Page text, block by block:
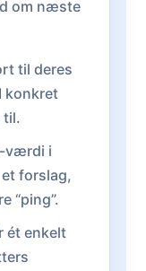
om næste
til deres
konkret
til.
værdi i
forslag,
“ping”.
ét enkelt